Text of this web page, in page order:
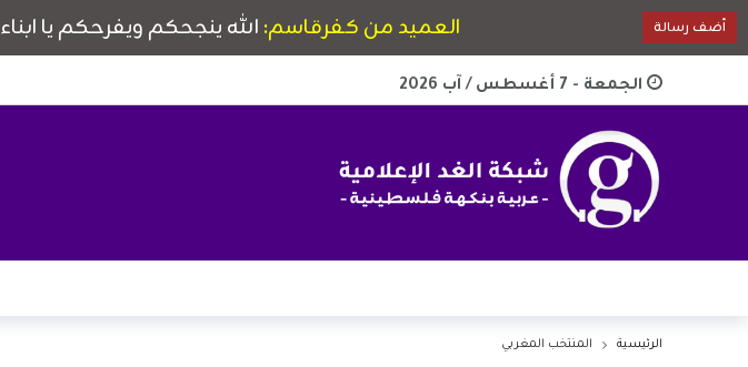
الجمعة - 7 أغسطس / آب 2026
الرئيسية المنتخب المغربي